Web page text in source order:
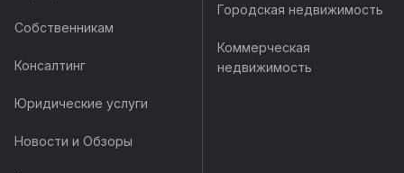
Собственникам
Консалтинг
Юридические услуги
Новости и Обзоры
Городская недвижимость
Коммерческая
недвижимость